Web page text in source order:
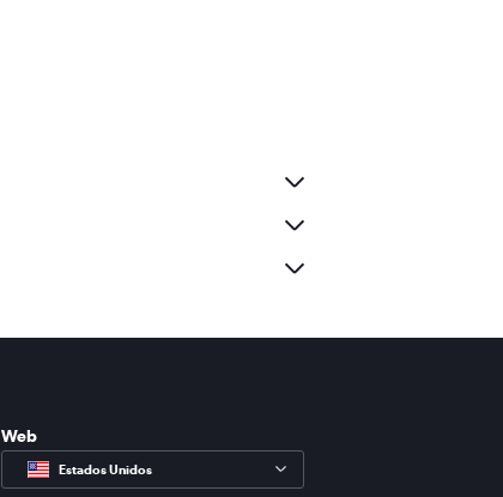
Web
Estados Unidos